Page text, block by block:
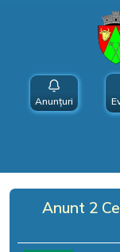
Anunțuri
Anunt 2